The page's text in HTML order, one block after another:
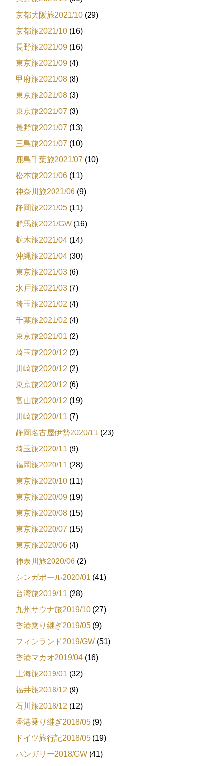
京都大阪旅2021/10 (29)
京都旅2021/10 (16)
長野旅2021/09 (16)
東京旅2021/09 (4)
甲府旅2021/08 (8)
東京旅2021/08 (3)
東京旅2021/07 (3)
長野旅2021/07 (13)
三島旅2021/07 (10)
鹿島千葉旅2021/07 (10)
松本旅2021/06 (11)
神奈川旅2021/06 (9)
静岡旅2021/05 (11)
群馬旅2021/GW (16)
栃木旅2021/04 (14)
沖縄旅2021/04 (30)
東京旅2021/03 (6)
水戸旅2021/03 (7)
埼玉旅2021/02 (4)
千葉旅2021/02 (4)
東京旅2021/01 (2)
埼玉旅2020/12 (2)
川崎旅2020/12 (2)
東京旅2020/12 (6)
富山旅2020/12 (19)
川崎旅2020/11 (7)
静岡名古屋伊勢2020/11 (23)
埼玉旅2020/11 (9)
福岡旅2020/11 (28)
東京旅2020/10 (11)
東京旅2020/09 (19)
東京旅2020/08 (15)
東京旅2020/07 (15)
東京旅2020/06 (4)
神奈川旅2020/06 (2)
シンガポール2020/01 (41)
台湾旅2019/11 (28)
九州サウナ旅2019/10 (27)
香港乗り継ぎ2019/05 (9)
フィンランド2019/GW (51)
香港マカオ2019/04 (16)
上海旅2019/01 (32)
福井旅2018/12 (9)
石川旅2018/12 (12)
香港乗り継ぎ2018/05 (9)
ドイツ旅行記2018/05 (19)
ハンガリー2018/GW (41)